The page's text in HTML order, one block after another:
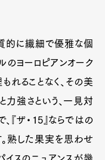
質的に繊細で優雅な個
のヨーロピアンオーク
ることなく、その美
力強さという、一見対
『ザ・15』ならではの
熟した果実を思わせ